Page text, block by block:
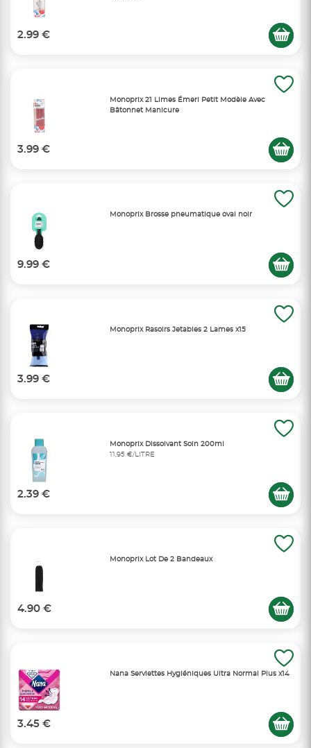
2.99 €
Monoprix 21 Limes Émeri Petit Modèle Avec
Bâtonnet Manicure
3.99 €
Monoprix Brosse pneumatique oval noir
9.99 €
Monoprix Rasoirs Jetables 2 Lames x15
3.99 €
Monoprix Dissolvant Soin 200ml
11,95 €/LITRE
2.39 €
Monoprix Lot De 2 Bandeaux
4.90 €
Nana Serviettes Hygiéniques Ultra Normal Plus x14
3.45 €